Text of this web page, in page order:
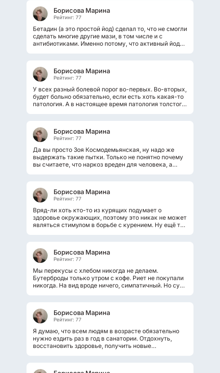
Борисова Марина
Рейтинг: 77
Бетадин (а это простой йод) сделал то, что не смогли
сделать многие другие мази, в том числе и с
антибиотиками. Именно потому, что активный йод
Борисова Марина
Рейтинг: 77
У всех разный болевой порог во-первых. Во-вторых,
будет больно обязательно, если есть хоть какая-то
патология. А в настоящее время патология толстого
Борисова Марина
Рейтинг: 77
Да вы просто Зоя Космодемьянская, ну надо же
выдержать такие пытки. Только не понятно почему
вы считаете, что наркоз вреден для человека, а
Борисова Марина
Рейтинг: 77
Вряд-ли хоть кто-то из курящих подумает о
здоровье окружающих, поэтому это никак не может
являться стимулом в борьбе с курением. Ну ещё то,
Борисова Марина
Рейтинг: 77
Мы перекусы с хлебом никогда не делаем.
Бутерброды только утром с кофе. Риет не покупали
никогда. На вид вроде ничего, симпатичный. Но судя
Борисова Марина
Рейтинг: 77
Я думаю, что всем людям в возрасте обязательно
нужно ездить раз в год в санатории. Отдохнуть,
восстановить здоровье, получить новые